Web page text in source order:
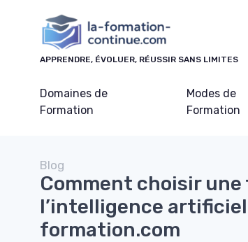
APPRENDRE, ÉVOLUER, RÉUSSIR SANS LIMITES
Domaines de
Formation
Modes de
Formation
Blog
Comment choisir
l’intelligence
formation.com